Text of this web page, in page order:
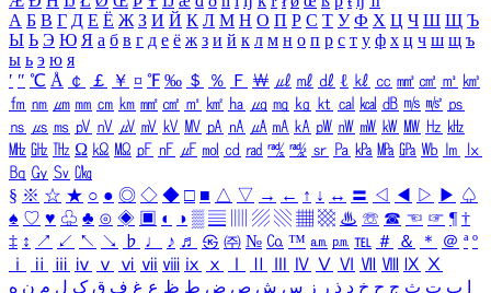
А Б В Г Д Е Ё Ж З И Й К Л М Н О П Р С Т У Ф Х Ц Ч Ш Щ Ъ
Ы Ь Э Ю Я а б в г д е ё ж з и й к л м н о п р с т у ф х ц ч ш щ ъ
ы ь э ю я
′ ″ ℃ Å ￠ ￡ ￥ ¤ ℉ ‰ ＄ ％ Ｆ ￦ ㎕ ㎖ ㎗ ℓ ㎘ ㏄ ㎣ ㎤ ㎥ ㎦
㎙ ㎚ ㎛ ㎜ ㎝ ㎞ ㎟ ㎠ ㎡ ㎢ ㏊ ㎍ ㎎ ㎏ ㏏ ㎈ ㎉ ㏈ ㎧ ㎨ ㎰
㎱ ㎲ ㎳ ㎴ ㎵ ㎶ ㎷ ㎸ ㎹ ㎀ ㎁ ㎂ ㎃ ㎄ ㎺ ㎻ ㎽ ㎾ ㎿ ㎐ ㎑
㎒ ㎓ ㎔ Ω ㏀ ㏁ ㎊ ㎋ ㎌ ㏖ ㏅ ㎭ ㎮ ㎯ ㏛ ㎩ ㎪ ㎫ ㎬ ㏝ ㏐
㏓
㏃ ㏉ ㏜ ㏆
§ ※ ☆ ★ ○ ● ◎ ◇ ◆ □ ■ △ ▽ → ← ↑ ↓ ↔ 〓 ◁ ◀ ▷ ▶ ♤
♠ ♡ ♥ ♧ ♣ ⊙ ◈ ▣ ◐ ◑ ▒ ▤ ▨ ▧ ▦ ▩ ♨ ☏ ☎ ☜ ☞ ¶ †
‡ ↕ ↗ ↙ ↖ ↘ ♭ ♩ ♪ ♬ ㉿ ㈜ № ㏇ ™ ㏂ ㏘ ℡ ＃ ＆ ＊ ＠ ª º
ⅰ
ⅱ ⅲ ⅳ ⅴ ⅵ ⅶ ⅷ ⅸ ⅹ Ⅳ Ⅴ Ⅵ Ⅶ Ⅷ Ⅸ Ⅹ
ب ت ث ج ح خ د ذ ر ز س ش ص ض ط ظ ع غ ف ق ک ل م ن ه